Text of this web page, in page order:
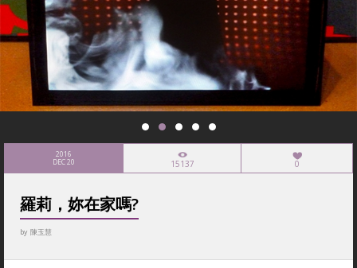
認識我們
2016
DEC 20 15137 0
羅莉，妳在家嗎?
by 陳玉慧